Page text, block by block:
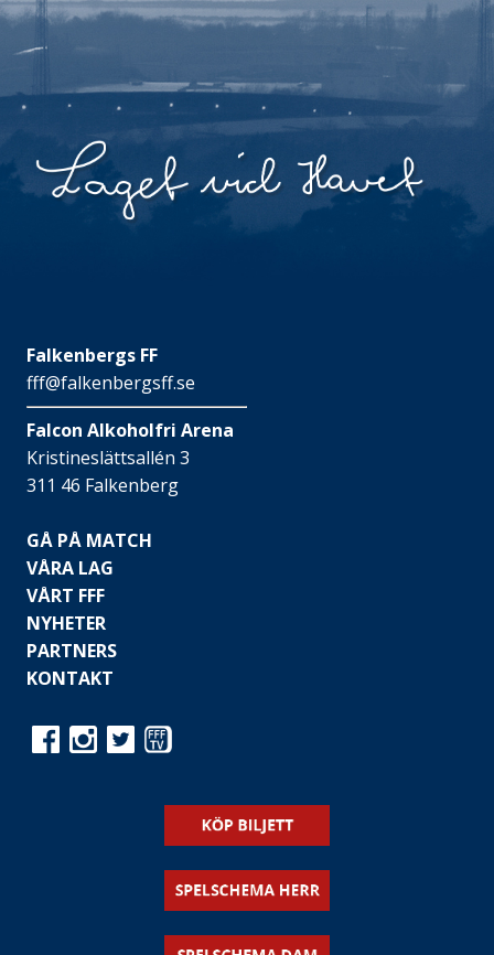
Falkenbergs FF
fff@falkenbergsff.se
Falcon Alkoholfri Arena
Kristineslättsallén 3
311 46 Falkenberg
GÅ PÅ MATCH
VÅRA LAG
VÅRT FFF
NYHETER
PARTNERS
KONTAKT